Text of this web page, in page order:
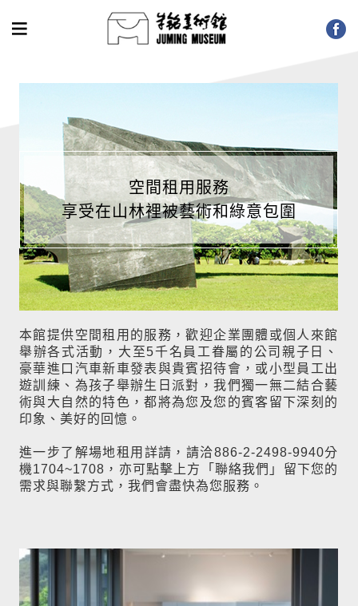
空間租用服務
享受在山林裡被藝術和綠意包圍
本館提供空間租用的服務，歡迎企業團體或個人來館
舉辦各式活動，大至5千名員工眷屬的公司親子日、
豪華進口汽車新車發表與貴賓招待會，或小型員工出
遊訓練、為孩子舉辦生日派對，我們獨一無二結合藝
術與大自然的特色，都將為您及您的賓客留下深刻的
印象、美好的回憶。
進一步了解場地租用詳請，請洽886-2-2498-9940分
機1704~1708，亦可點擊上方「聯絡我們」留下您的
需求與聯繫方式，我們會盡快為您服務。